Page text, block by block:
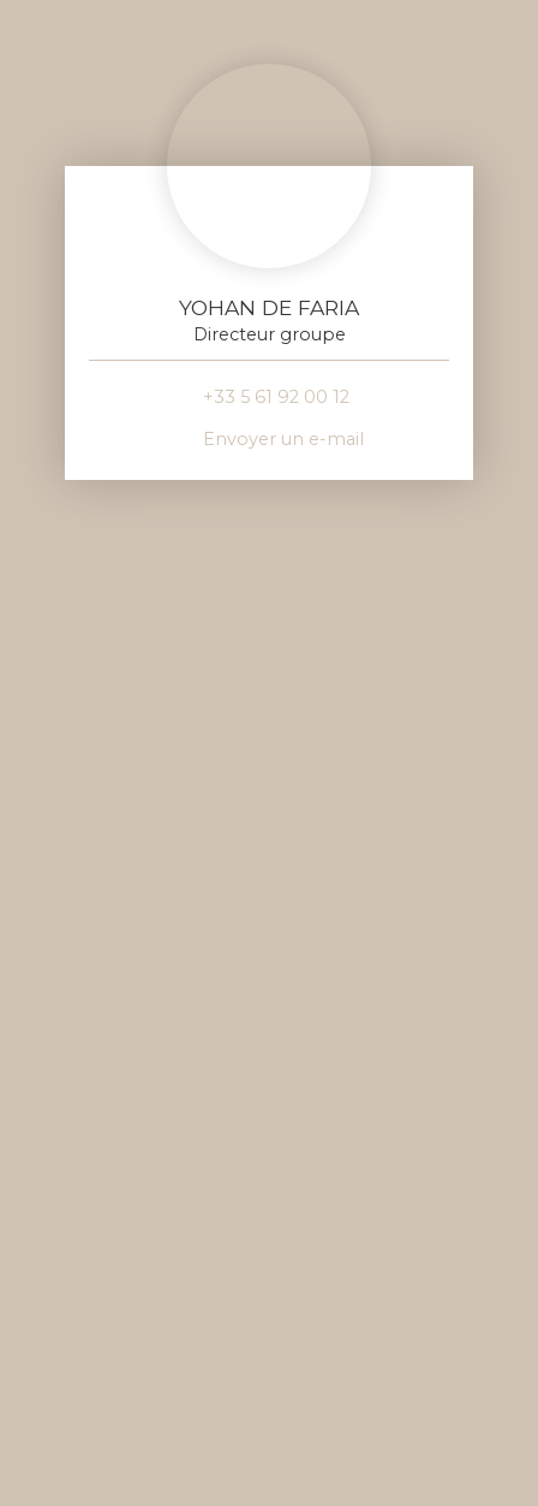
YOHAN DE FARIA
Directeur groupe
+33 5 61 92 00 12
Envoyer un e-mail